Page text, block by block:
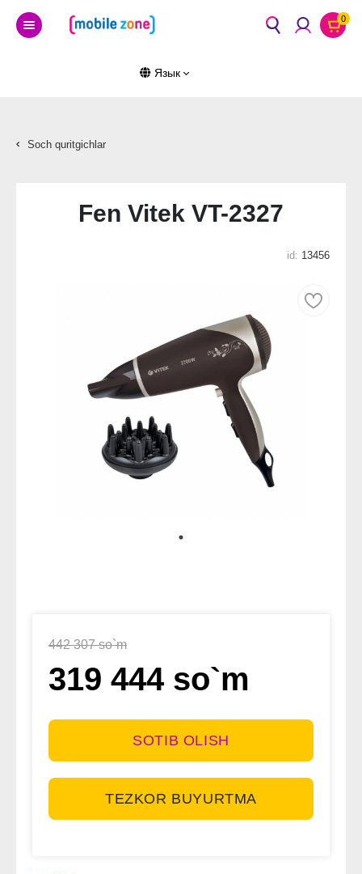
0
Язык
Soch quritgichlar
Fen Vitek VT-2327
id: 13456
442 307 so`m
319 444 so`m
SOTIB OLISH
TEZKOR BUYURTMA